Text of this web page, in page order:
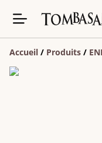
Accueil / Produits /